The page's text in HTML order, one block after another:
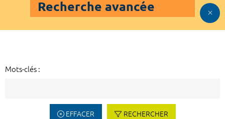
Recherche avancée
Mots-clés :
EFFACER RECHERCHER